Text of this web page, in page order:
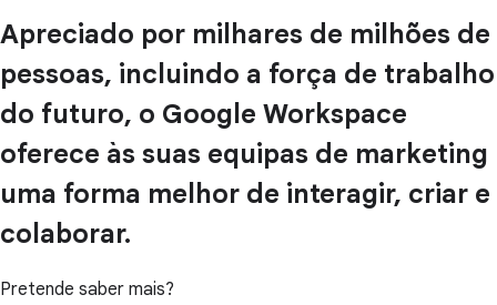
Apreciado por milhares de milhões de
pessoas, incluindo a força de trabalho
do futuro, o Google Workspace
oferece às suas equipas de marketing
uma forma melhor de interagir, criar e
colaborar.
Pretende saber mais?